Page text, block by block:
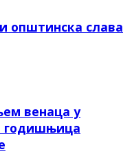
општинска слава
венаца у
годишњица